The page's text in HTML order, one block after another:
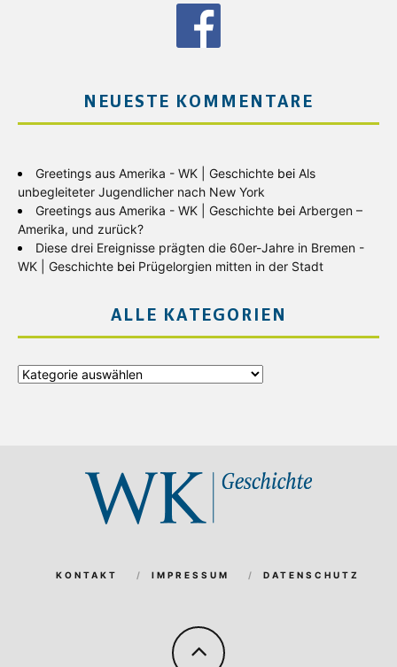
NEUESTE KOMMENTARE
Greetings aus Amerika - WK | Geschichte bei Als
unbegleiteter Jugendlicher nach New York
Greetings aus Amerika - WK | Geschichte bei Arbergen –
Amerika, und zurück?
Diese drei Ereignisse prägten die 60er-Jahre in Bremen -
WK | Geschichte bei Prügelorgien mitten in der Stadt
ALLE KATEGORIEN
Alle
KONTAKT IMPRESSUM DATENSCHUTZ